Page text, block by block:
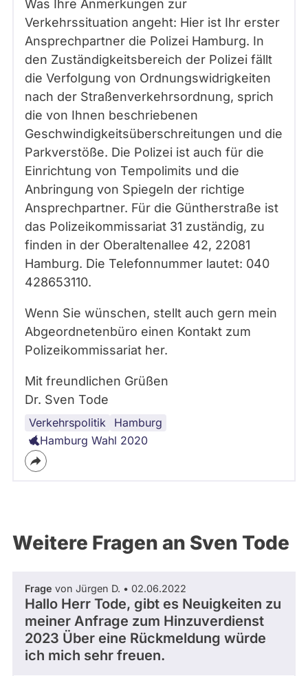
Was Ihre Anmerkungen zur
Verkehrssituation angeht: Hier ist Ihr erster
Ansprechpartner die Polizei Hamburg. In
den Zuständigkeitsbereich der Polizei fällt
die Verfolgung von Ordnungswidrigkeiten
nach der Straßenverkehrsordnung, sprich
die von Ihnen beschriebenen
Geschwindigkeitsüberschreitungen und die
Parkverstöße. Die Polizei ist auch für die
Einrichtung von Tempolimits und die
Anbringung von Spiegeln der richtige
Ansprechpartner. Für die Güntherstraße ist
das Polizeikommissariat 31 zuständig, zu
finden in der Oberaltenallee 42, 22081
Hamburg. Die Telefonnummer lautet: 040
428653110.
Wenn Sie wünschen, stellt auch gern mein
Abgeordnetenbüro einen Kontakt zum
Polizeikommissariat her.
Mit freundlichen Grüßen
Dr. Sven Tode
Verkehrspolitik Hamburg
Polizei
Hamburg Wahl 2020
Weitere Fragen an Sven Tode
Frage von Jürgen D. • 02.06.2022
Hallo Herr Tode, gibt es Neuigkeiten zu
meiner Anfrage zum Hinzuverdienst
2023 Über eine Rückmeldung würde
ich mich sehr freuen.